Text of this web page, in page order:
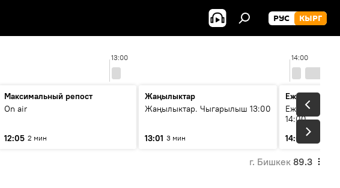
РУС КЫРГ
13:00 14:00
Максимальный репост
On air
12:05 2 мин
Жаңылыктар
Жаңылыктар. Чыгарылыш 13:00
13:01 3 мин
Ежедневные
Ежедневные
14:00
14:01
3 мин
г. Бишкек 89.3